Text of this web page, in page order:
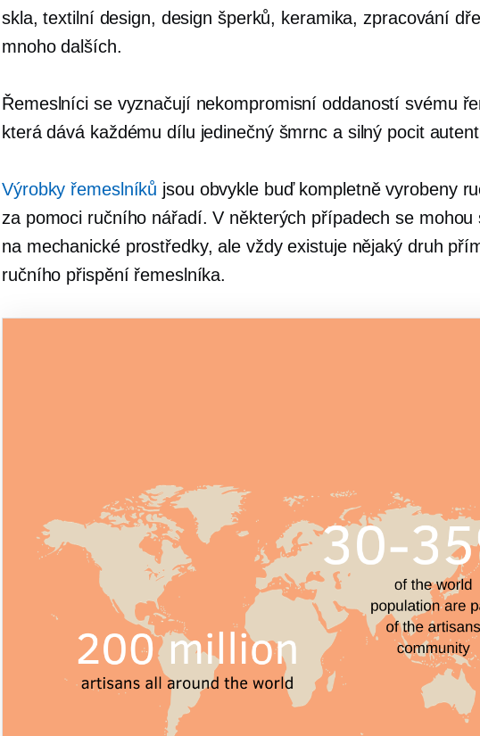
skla, textilní design, design šperků, keramika, zpracování
mnoho dalších.
Řemeslníci se vyznačují nekompromisní oddaností svému
která dává každému dílu jedinečný šmrnc a silný pocit
Výrobky řemeslníků jsou obvykle buď kompletně vyrobeny
za pomoci ručního nářadí. V některých případech se mohou
na mechanické prostředky, ale vždy existuje nějaký druh
ručního přispění řemeslníka.